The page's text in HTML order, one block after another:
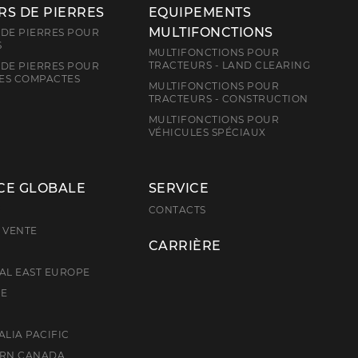
DE PIERRES
PIERRES POUR
PIERRES POUR
COMPACTES
EQUIPEMENTS
MULTIFONCTIONS
MULTIFONCTIONS POUR
TRACTEURS - LAND CLEARING
MULTIFONCTIONS POUR
TRACTEURS - CONSTRUCTION
MULTIFONCTIONS POUR
VÉHICULES SPÉCIAUX
GLOBALE
EAST EUROPE
PACIFIC
CANADA
SERVICE
CONTACTS
CARRIÈRE